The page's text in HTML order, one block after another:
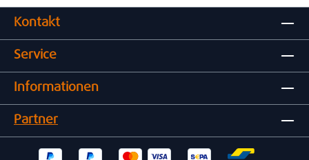
Kontakt
Service
Informationen
Partner